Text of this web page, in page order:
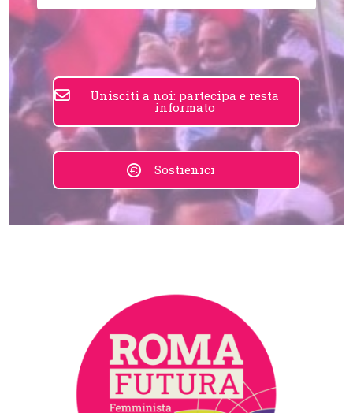
Unisciti a noi: partecipa e resta
informato
Sostienici